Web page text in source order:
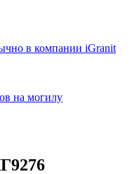
в компании iGranit
на могилу